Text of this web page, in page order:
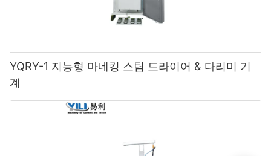
YQRY-1 지능형 마네킹 스팀 드라이어 & 다리미 기
계